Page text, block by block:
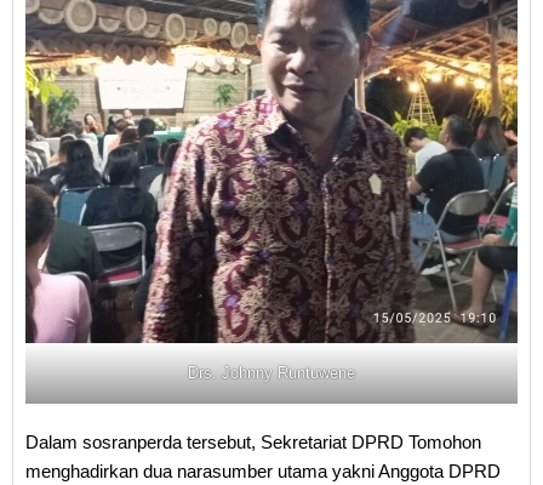
Drs. Johnny Runtuwene
Dalam sosranperda tersebut, Sekretariat DPRD Tomohon
menghadirkan dua narasumber utama yakni Anggota DPRD